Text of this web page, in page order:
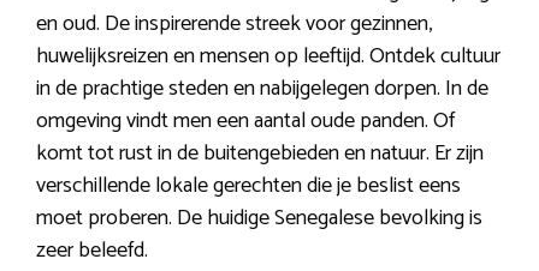
en oud. De inspirerende streek voor gezinnen,
huwelijksreizen en mensen op leeftijd. Ontdek cultuur
in de prachtige steden en nabijgelegen dorpen. In de
omgeving vindt men een aantal oude panden. Of
komt tot rust in de buitengebieden en natuur. Er zijn
verschillende lokale gerechten die je beslist eens
moet proberen. De huidige Senegalese bevolking is
zeer beleefd.